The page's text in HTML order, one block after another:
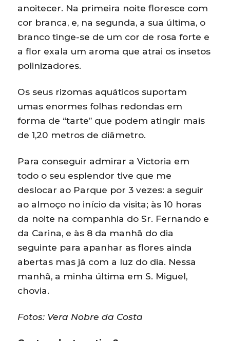
anoitecer. Na primeira noite floresce com
cor branca, e, na segunda, a sua última, o
branco tinge-se de um cor de rosa forte e
a flor exala um aroma que atrai os insetos
polinizadores.
Os seus rizomas aquáticos suportam
umas enormes folhas redondas em
forma de “tarte” que podem atingir mais
de 1,20 metros de diâmetro.
Para conseguir admirar a Victoria em
todo o seu esplendor tive que me
deslocar ao Parque por 3 vezes: a seguir
ao almoço no início da visita; às 10 horas
da noite na companhia do Sr. Fernando e
da Carina, e às 8 da manhã do dia
seguinte para apanhar as flores ainda
abertas mas já com a luz do dia. Nessa
manhã, a minha última em S. Miguel,
chovia.
Fotos: Vera Nobre da Costa